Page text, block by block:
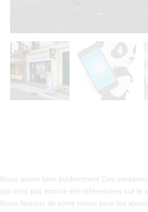
Nous avons bien évidemment Des
qui n’ont pas encore été référencées sur le
Nous faisons de notre mieux pour les